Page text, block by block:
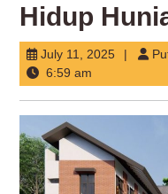
Hidup
July 11, 2025July
2025
6:59 am